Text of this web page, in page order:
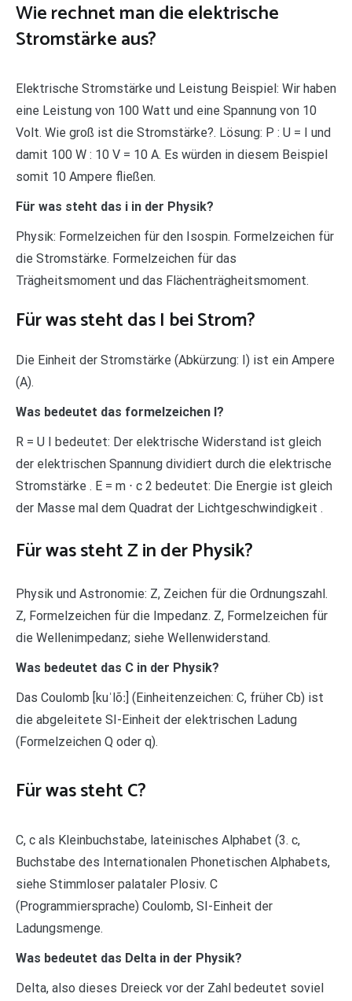
Wie rechnet man die elektrische
Stromstärke aus?
Elektrische Stromstärke und Leistung Beispiel: Wir haben
eine Leistung von 100 Watt und eine Spannung von 10
Volt. Wie groß ist die Stromstärke?. Lösung: P : U = I und
damit 100 W : 10 V = 10 A. Es würden in diesem Beispiel
somit 10 Ampere fließen.
Für was steht das i in der Physik?
Physik: Formelzeichen für den Isospin. Formelzeichen für
die Stromstärke. Formelzeichen für das
Trägheitsmoment und das Flächenträgheitsmoment.
Für was steht das I bei Strom?
Die Einheit der Stromstärke (Abkürzung: I) ist ein Ampere
(A).
Was bedeutet das formelzeichen I?
R = U I bedeutet: Der elektrische Widerstand ist gleich
der elektrischen Spannung dividiert durch die elektrische
Stromstärke . E = m ⋅ c 2 bedeutet: Die Energie ist gleich
der Masse mal dem Quadrat der Lichtgeschwindigkeit .
Für was steht Z in der Physik?
Physik und Astronomie: Z, Zeichen für die Ordnungszahl.
Z, Formelzeichen für die Impedanz. Z, Formelzeichen für
die Wellenimpedanz; siehe Wellenwiderstand.
Was bedeutet das C in der Physik?
Das Coulomb [kuˈlõː] (Einheitenzeichen: C, früher Cb) ist
die abgeleitete SI-Einheit der elektrischen Ladung
(Formelzeichen Q oder q).
Für was steht C?
C, c als Kleinbuchstabe, lateinisches Alphabet (3. c,
Buchstabe des Internationalen Phonetischen Alphabets,
siehe Stimmloser palataler Plosiv. C
(Programmiersprache) Coulomb, SI-Einheit der
Ladungsmenge.
Was bedeutet das Delta in der Physik?
Delta, also dieses Dreieck vor der Zahl bedeutet soviel